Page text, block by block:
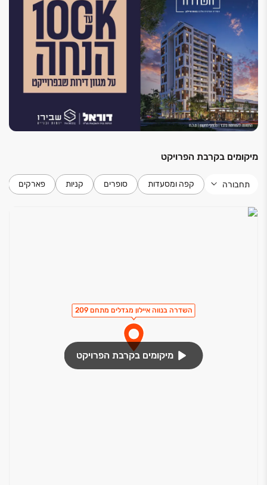
שהוא פשוט חלום.
כל הדירות כוללות מרפסות שמש מרווחות וחנייה פרטית
בחניון תת-קרקעי .
*המבצע בכפוף להלוואת קבלן של בנק הפועלים עד
מיקומים בקרבת הפרויקט
תחבורה קפה ומסעדות סופרים קניות פארקים
השדרה בנווה איילון מגדלים מתחם 209
מיקומים בקרבת הפרויקט